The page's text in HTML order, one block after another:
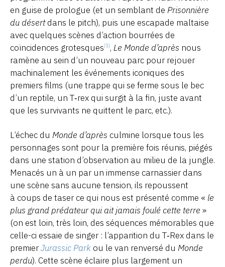
en guise de prologue (et un semblant de Prisonnière
du désertdans le pitch), puis une escapade maltaise
avec quelques scènes d’action bourrées de
coïncidences grotesques[1], Le Monde d’après nous
ramène au sein d’un nouveau parc pour rejouer
machinalement les événements iconiques des
premiers films (une trappe qui se ferme sous le bec
d’un reptile, un T‑rex qui surgit à la fin, juste avant
que les survivants ne quittent le parc, etc.).
L’échec du Monde d’après culmine lorsque tous les
personnages sont pour la première fois réunis, piégés
dans une station d’observation au milieu de la jungle.
Menacés un à un par un immense carnassier dans
une scène sans aucune tension, ils repoussent
à coups de taser ce qui nous est présenté comme « le
plus grand prédateur qui ait jamais foulé cette terre »
(on est loin, très loin, des séquences mémorables que
celle-ci essaie de singer : l’apparition du T‑Rex dans le
premierJurassic Park ou le van renversé du Monde
perdu). Cette scène éclaire plus largement un